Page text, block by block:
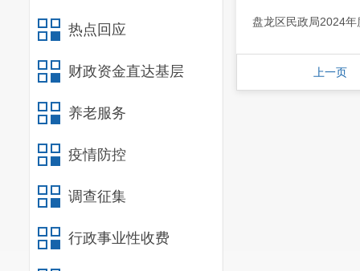
热点回应
财政资金直达基层
养老服务
疫情防控
调查征集
行政事业性收费
盘龙区民政局2024
上一页